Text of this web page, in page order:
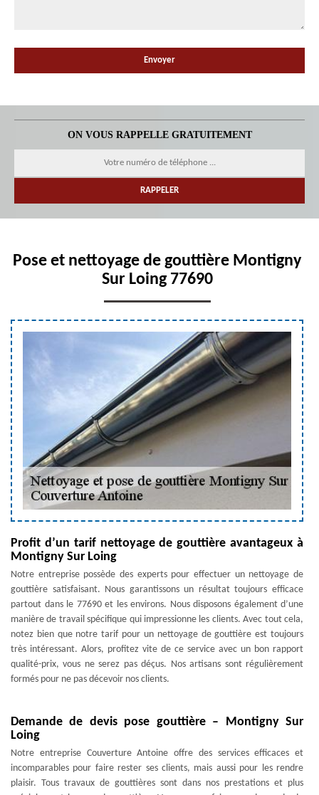
ON VOUS RAPPELLE GRATUITEMENT
Pose et nettoyage de gouttière Montigny
Sur Loing 77690
Profit d’un tarif nettoyage de gouttière avantageux à
Montigny Sur Loing
Notre entreprise possède des experts pour effectuer un nettoyage de
gouttière satisfaisant. Nous garantissons un résultat toujours efficace
partout dans le 77690 et les environs. Nous disposons également d’une
manière de travail spécifique qui impressionne les clients. Avec tout cela,
notez bien que notre tarif pour un nettoyage de gouttière est toujours
très intéressant. Alors, profitez vite de ce service avec un bon rapport
qualité-prix, vous ne serez pas déçus. Nos artisans sont régulièrement
formés pour ne pas décevoir nos clients.
Demande de devis pose gouttière – Montigny Sur
Loing
Notre entreprise Couverture Antoine offre des services efficaces et
incomparables pour faire rester ses clients, mais aussi pour les rendre
plaisir. Tous travaux de gouttières sont dans nos prestations et plus